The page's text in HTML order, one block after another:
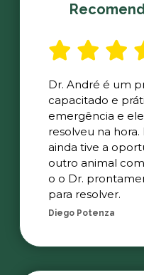
Dr. André é um
capacitado e
emergência e
resolveu na
ainda tive a
outro animal
o o Dr.
para resolver.
Diego Potenza